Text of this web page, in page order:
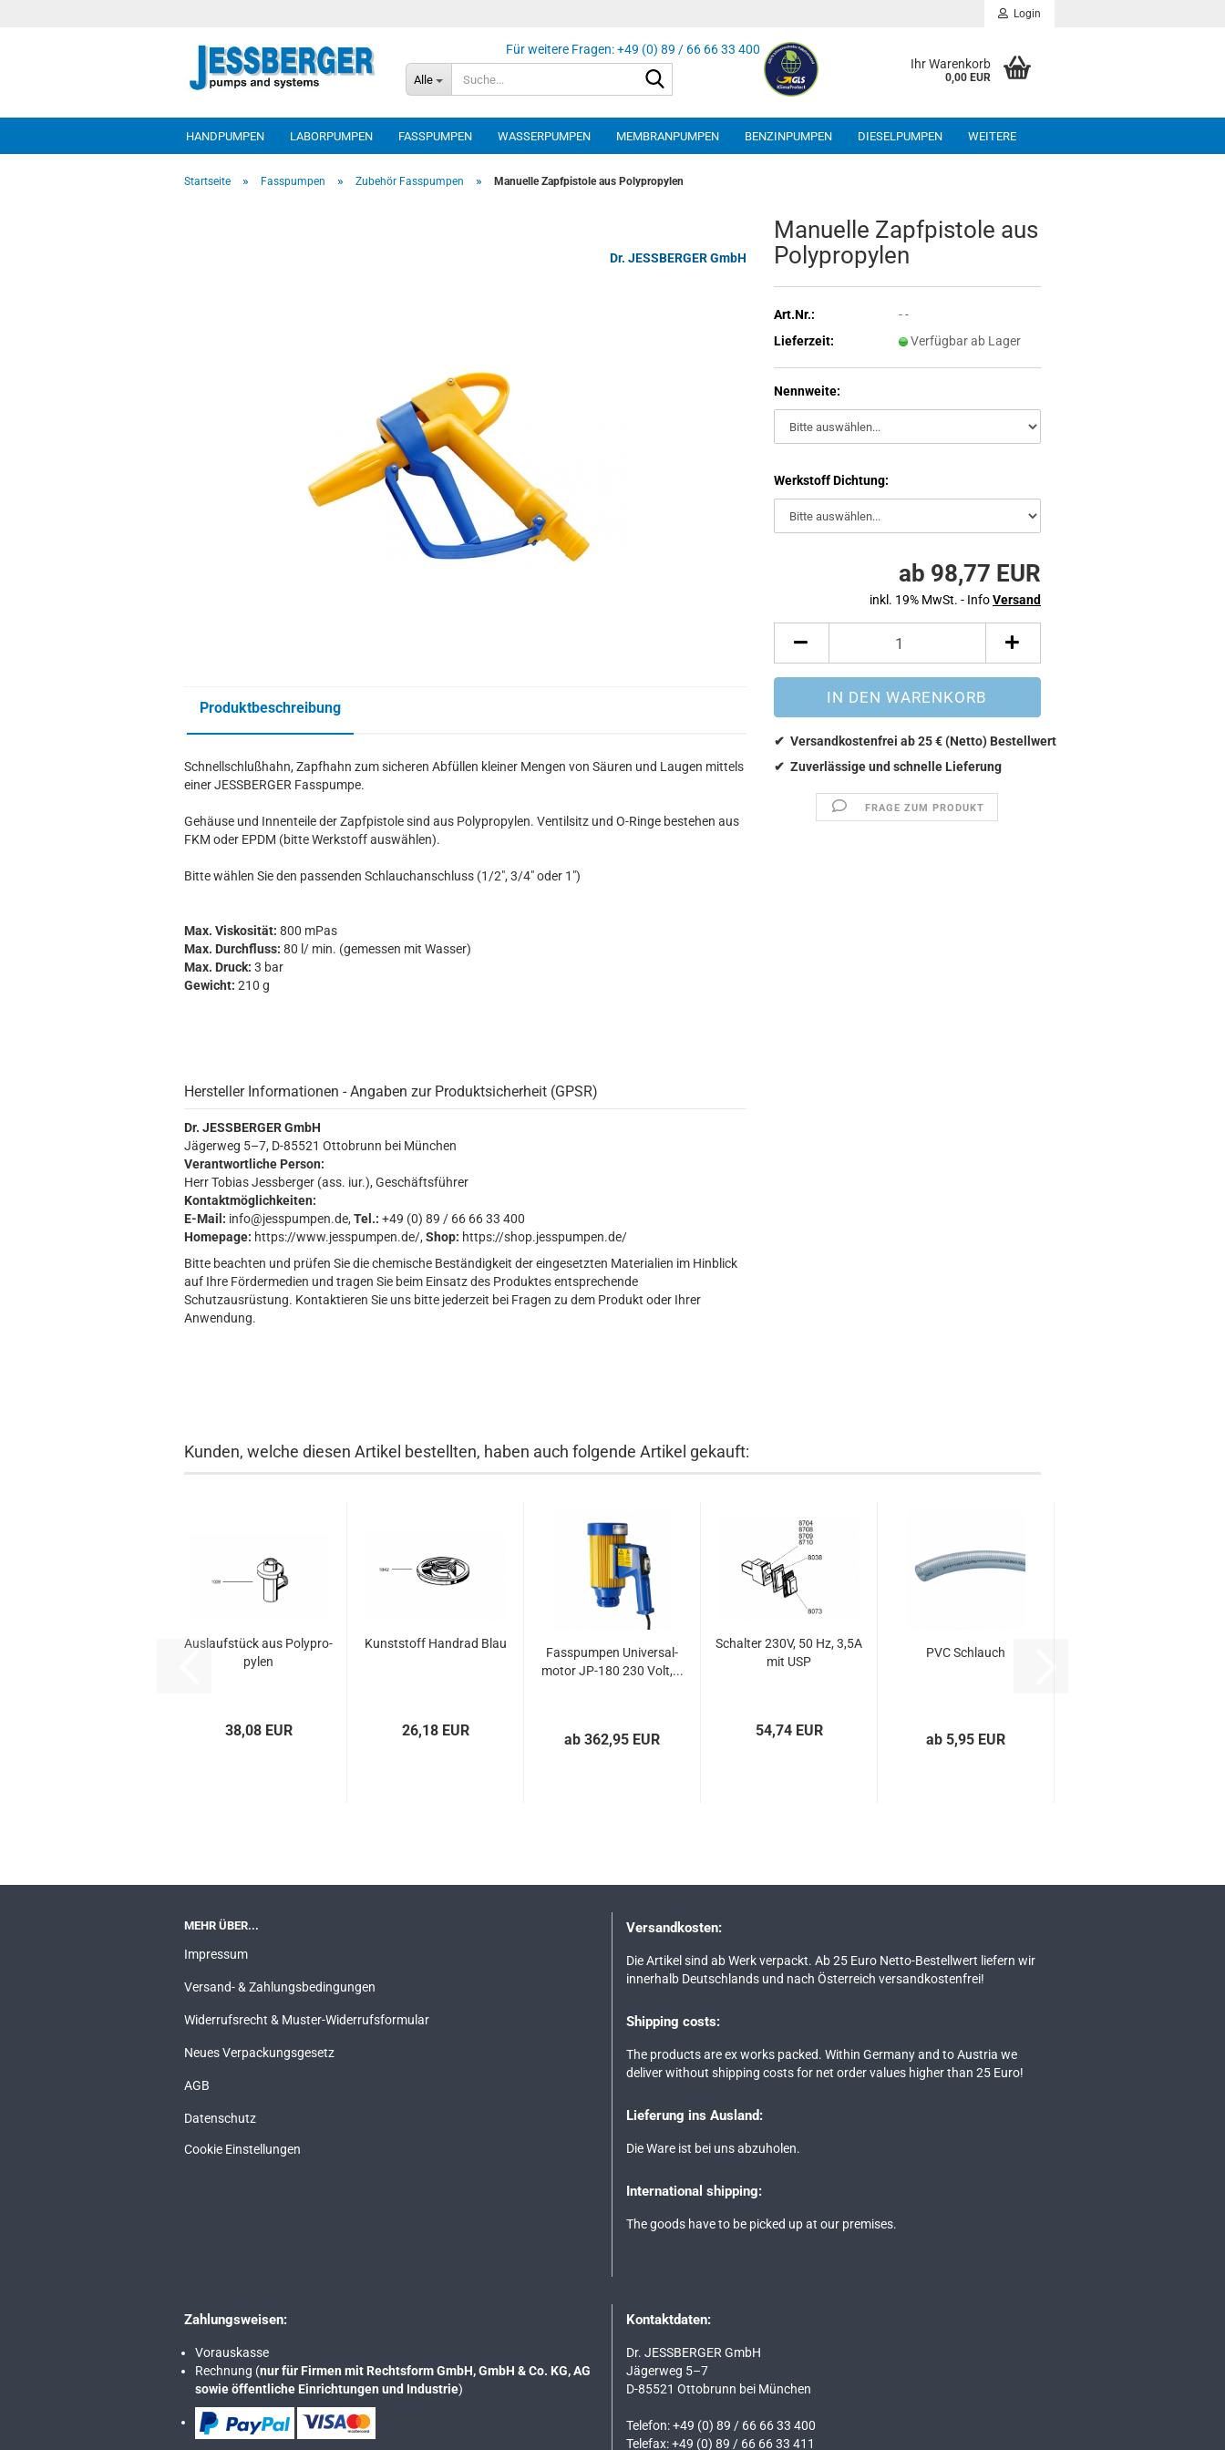
Login
Alle
Ihr Warenkorb
0,00 EUR
HANDPUMPEN LABORPUMPEN FASSPUMPEN WASSERPUMPEN MEMBRANPUMPEN BENZINPUMPEN DIESELPUMPEN WEITERE
Startseite » Fasspumpen » Zubehör Fasspumpen » Manuelle Zapfpistole aus Polypropylen
Dr. JESSBERGER GmbH
Ma­nu­el­le Zapf­pis­to­le aus
Po­ly­pro­py­len
Art.Nr.:
- -
Lieferzeit:
Verfügbar ab Lager
Nennweite:
Werkstoff Dichtung:
ab 98,77 EUR
inkl. 19% MwSt. - InfoVersand
FRAGE ZUM PRODUKT
Produktbeschreibung
Schnellschlußhahn, Zapfhahn zum sicheren Abfüllen kleiner Mengen von Säuren und Laugen mittels
einer JESSBERGER Fasspumpe.
Gehäuse und Innenteile der Zapfpistole sind aus Polypropylen. Ventilsitz und O-Ringe bestehen aus
FKM oder EPDM (bitte Werkstoff auswählen).
Bitte wählen Sie den passenden Schlauchanschluss (1/2", 3/4" oder 1")
Max. Viskosität: 800 mPas
Max. Durchfluss: 80 l/ min. (gemessen mit Wasser)
Max. Druck: 3 bar
Gewicht: 210 g
Hersteller Informationen - Angaben zur Produktsicherheit (GPSR)
Dr. JESSBERGER GmbH
Jägerweg 5–7, D-85521 Ottobrunn bei München
Verantwortliche Person:
Herr Tobias Jessberger (ass. iur.), Geschäftsführer
Kontaktmöglichkeiten:
E-Mail: info@jesspumpen.de, Tel.: +49 (0) 89 / 66 66 33 400
Homepage: https://www.jesspumpen.de/, Shop: https://shop.jesspumpen.de/
Bitte beachten und prüfen Sie die chemische Beständigkeit der eingesetzten Materialien im Hinblick
auf Ihre Fördermedien und tragen Sie beim Einsatz des Produktes entsprechende
Schutzausrüstung. Kontaktieren Sie uns bitte jederzeit bei Fragen zu dem Produkt oder Ihrer
Anwendung.
Kunden, welche diesen Artikel bestellten, haben auch folgende Artikel gekauft:
Aus­lauf­stück aus Po­ly­pro­
py­len
38,08 EUR
Kunst­stoff Hand­rad Blau
26,18 EUR
Fas­s­pum­pen Uni­ver­sal­
mo­tor JP-​180 230 Volt,...
ab 362,95 EUR
Schal­ter 230V, 50 Hz, 3,5A
mit USP
54,74 EUR
PVC Schlauch
ab 5,95 EUR
MEHR ÜBER...
Impressum
Versand- & Zahlungsbedingungen
Widerrufsrecht & Muster-Widerrufsformular
Neues Verpackungsgesetz
AGB
Datenschutz
Cookie Einstellungen
Versandkosten:
Die Artikel sind ab Werk verpackt. Ab 25 Euro Netto-Bestellwert liefern wir
innerhalb Deutschlands und nach Österreich versandkostenfrei!
Shipping costs:
The products are ex works packed. Within Germany and to Austria we
deliver without shipping costs for net order values higher than 25 Euro!
Lieferung ins Ausland:
Die Ware ist bei uns abzuholen.
International shipping:
The goods have to be picked up at our premises.
Zahlungsweisen:
Vorauskasse
Rechnung (nur für Firmen mit Rechtsform GmbH, GmbH & Co. KG, AG
sowie öffentliche Einrichtungen und Industrie)
Kontaktdaten:
Dr. JESSBERGER GmbH
Jägerweg 5–7
D-85521 Ottobrunn bei München
Telefon: +49 (0) 89 / 66 66 33 400
Telefax: +49 (0) 89 / 66 66 33 411